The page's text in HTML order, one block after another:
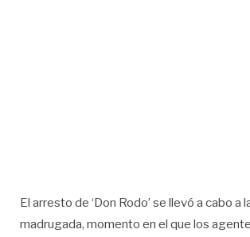
El arresto de ‘Don Rodo’ se llevó a cabo a
madrugada, momento en el que los